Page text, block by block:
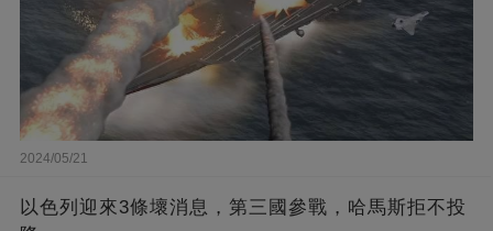
2024/05/21
以色列迎來3條壞消息，第三國參戰，哈馬斯拒不投